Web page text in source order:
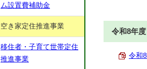
令和8年
令和
ム設置費補助金
空き家定住推進事業
移住者・子育て世帯定住
推進事業